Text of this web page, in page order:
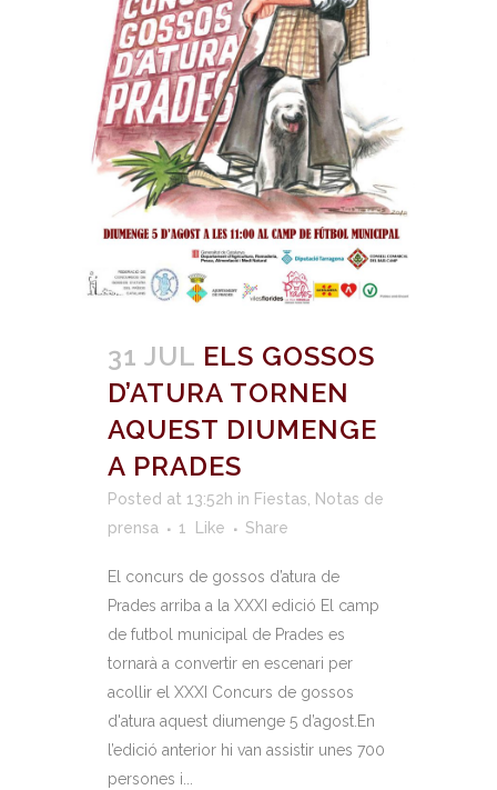
31 JUL ELS GOSSOS
D’ATURA TORNEN
AQUEST DIUMENGE
A PRADES
Posted at 13:52h in Fiestas
Notas de
prensa
1 Like Share
El concurs de gossos d’atura de
Prades arriba a la XXXI edició El camp
de futbol municipal de Prades es
tornarà a convertir en escenari per
acollir el XXXI Concurs de gossos
d'atura aquest diumenge 5 d’agost.En
l’edició anterior hi van assistir unes 700
persones i...